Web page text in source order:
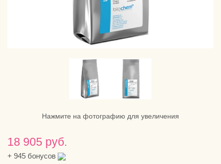
Нажмите на фотографию для увеличения
18 905 руб.
+ 945 бонусов